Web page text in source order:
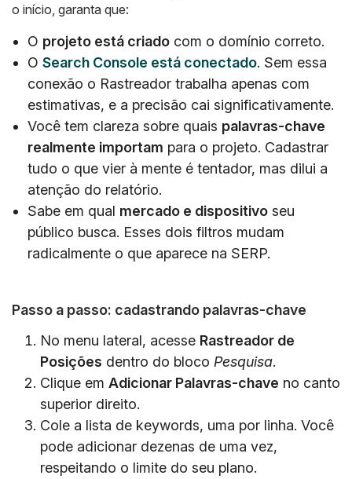
o início, garanta que:
O projeto está criado com o domínio correto.
O Search Console está conectado. Sem essa
conexão o Rastreador trabalha apenas com
estimativas, e a precisão cai significativamente.
Você tem clareza sobre quais palavras-chave
realmente importam para o projeto. Cadastrar
tudo o que vier à mente é tentador, mas dilui a
atenção do relatório.
Sabe em qual mercado e dispositivo seu
público busca. Esses dois filtros mudam
radicalmente o que aparece na SERP.
Passo a passo: cadastrando palavras-chave
No menu lateral, acesse Rastreador de
Posições dentro do bloco Pesquisa.
Clique em Adicionar Palavras-chave no canto
superior direito.
Cole a lista de keywords, uma por linha. Você
pode adicionar dezenas de uma vez,
respeitando o limite do seu plano.